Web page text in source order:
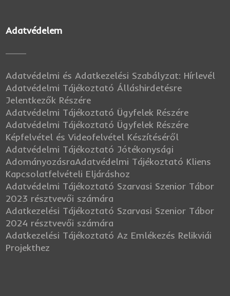
Adatvédelem
Adatvédelmi és Adatkezelési Szabályzat: Hírlevél
Adatvédelmi Tájékoztató Álláshirdetésre
Jelentkezők Részére
Adatvédelmi Tájékoztató Ügyfelek Részére
Adatvédelmi Tájékoztató Ügyfelek Részére
Képfelvétel és Videofelvétel Készítéséről
Adatvédelmi Tájékoztató Jótékonysági
AdományozásraAdatvédelmi Tájékoztató Kliens
Kapcsolatfelvételi Eljáráshoz
Adatvédelmi Tájékoztató Szarvasi Szenior Tábor
2023 résztvevői számára
Adatkezelési Tájékoztató Szarvasi Szenior Tábor
2024 résztvevői számára
Adatkezelési Tájékoztató Az Emlékezés Relikviái
Projekthez